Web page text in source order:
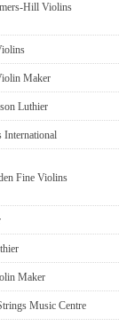
Hill Violins
Maker
Luthier
International
Fine Violins
Maker
Music Centre